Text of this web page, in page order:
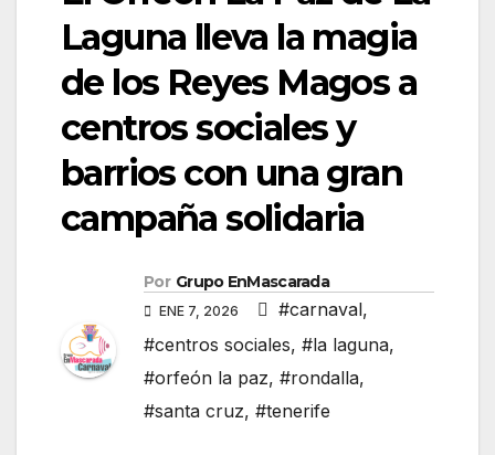
Laguna lleva la magia
de los Reyes Magos a
centros sociales y
barrios con una gran
campaña solidaria
Por Grupo EnMascarada
ENE 7, 2026 #carnaval,
#centros sociales, #la laguna,
#orfeón la paz, #rondalla,
#santa cruz, #tenerife